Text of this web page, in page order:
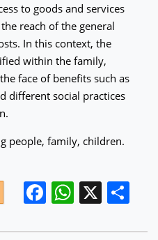
to goods and services
reach of the general
In this context, the
within the family,
face of benefits such as
different social practices
people, family, children.
Facebook
X